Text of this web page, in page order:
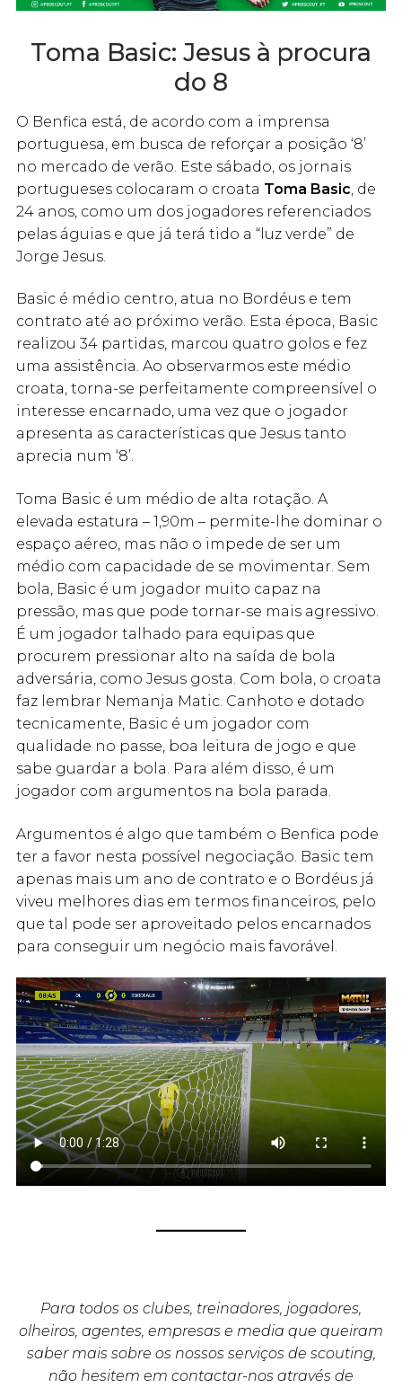
Toma Basic: Jesus à procura
do 8
O Benfica está, de acordo com a imprensa
portuguesa, em busca de reforçar a posição ‘8’
no mercado de verão. Este sábado, os jornais
portugueses colocaram o croata Toma Basic , de
24 anos, como um dos jogadores referenciados
pelas águias e que já terá tido a “luz verde” de
Jorge Jesus.
Basic é médio centro, atua no Bordéus e tem
contrato até ao próximo verão. Esta época, Basic
realizou 34 partidas, marcou quatro golos e fez
uma assistência. Ao observarmos este médio
croata, torna-se perfeitamente compreensível o
interesse encarnado, uma vez que o jogador
apresenta as características que Jesus tanto
aprecia num ‘8’.
Toma Basic é um médio de alta rotação. A
elevada estatura – 1,90m – permite-lhe dominar o
espaço aéreo, mas não o impede de ser um
médio com capacidade de se movimentar. Sem
bola, Basic é um jogador muito capaz na
pressão, mas que pode tornar-se mais agressivo.
É um jogador talhado para equipas que
procurem pressionar alto na saída de bola
adversária, como Jesus gosta. Com bola, o croata
faz lembrar Nemanja Matic. Canhoto e dotado
tecnicamente, Basic é um jogador com
qualidade no passe, boa leitura de jogo e que
sabe guardar a bola. Para além disso, é um
jogador com argumentos na bola parada.
Argumentos é algo que também o Benfica pode
ter a favor nesta possível negociação. Basic tem
apenas mais um ano de contrato e o Bordéus já
viveu melhores dias em termos financeiros, pelo
que tal pode ser aproveitado pelos encarnados
para conseguir um negócio mais favorável.
Para todos os clubes, treinadores, jogadores,
olheiros, agentes, empresas e media que queiram
saber mais sobre os nossos serviços de scouting,
não hesitem em contactar-nos através de